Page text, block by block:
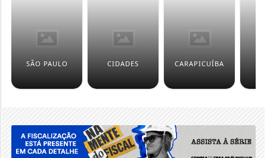
SÃO PAULO CIDADES CARAPICUÍBA